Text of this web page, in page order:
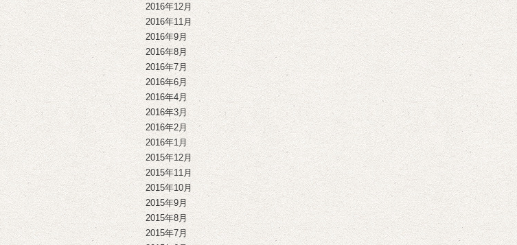
2016年12月
2016年11月
2016年9月
2016年8月
2016年7月
2016年6月
2016年4月
2016年3月
2016年2月
2016年1月
2015年12月
2015年11月
2015年10月
2015年9月
2015年8月
2015年7月